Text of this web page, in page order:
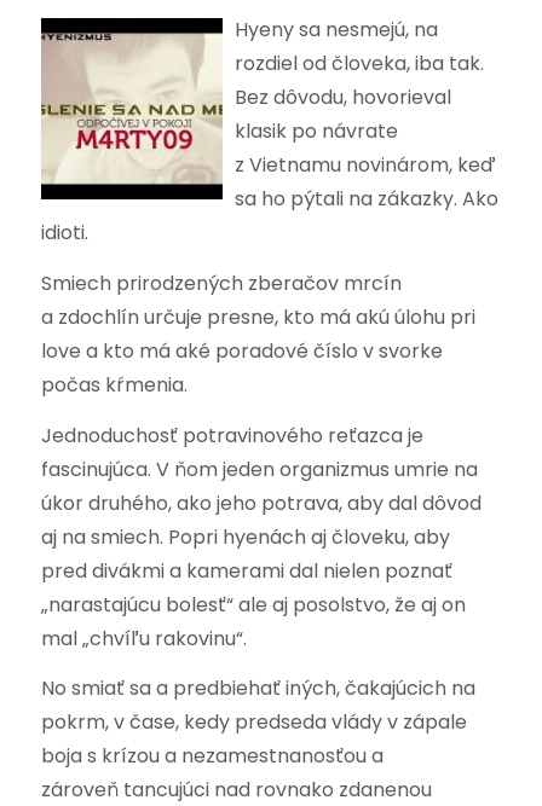
Hyeny sa nesmejú, na
rozdiel od človeka, iba tak.
Bez dôvodu, hovorieval
klasik po návrate
z Vietnamu novinárom, keď
sa ho pýtali na zákazky. Ako
idioti.
Smiech prirodzených zberačov mrcín
a zdochlín určuje presne, kto má akú úlohu pri
love a kto má aké poradové číslo v svorke
počas kŕmenia.
Jednoduchosť potravinového reťazca je
fascinujúca. V ňom jeden organizmus umrie na
úkor druhého, ako jeho potrava, aby dal dôvod
aj na smiech. Popri hyenách aj človeku, aby
pred divákmi a kamerami dal nielen poznať
„narastajúcu bolesť“ ale aj posolstvo, že aj on
mal „chvíľu rakovinu“.
No smiať sa a predbiehať iných, čakajúcich na
pokrm, v čase, kedy predseda vlády v zápale
boja s krízou a nezamestnanosťou a
zároveň tancujúci nad rovnako zdanenou